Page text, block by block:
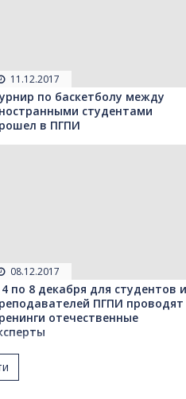
11.12.2017
по баскетболу между
студентами
в ПГПИ
08.12.2017
по 8 декабря для студентов и
ПГПИ проводят
отечественные